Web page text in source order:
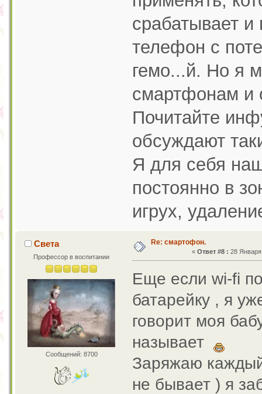
срабатывает и
телефон с
гемо...й. Но я
смартфонам и
Почитайте
обсуждают
Я для себя
постоянно в
игрух,
Света
Профессор в воспитании
Сообщений: 8700
Re: смартофон.
« Ответ #8 : 28
Еще если wi-fi
батарейку , я
говорит моя
называет
Заряжаю
не бывает ) я